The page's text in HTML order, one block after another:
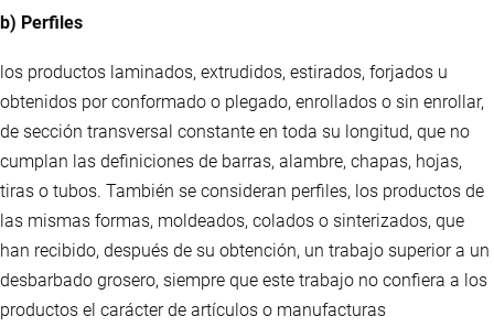
b) Perfiles
los productos laminados, extrudidos, estirados, forjados u
obtenidos por conformado o plegado, enrollados o sin enrollar,
de sección transversal constante en toda su longitud, que no
cumplan las definiciones de barras, alambre, chapas, hojas,
tiras o tubos. También se consideran perfiles, los productos de
las mismas formas, moldeados, colados o sinterizados, que
han recibido, después de su obtención, un trabajo superior a un
desbarbado grosero, siempre que este trabajo no confiera a los
productos el carácter de artículos o manufacturas